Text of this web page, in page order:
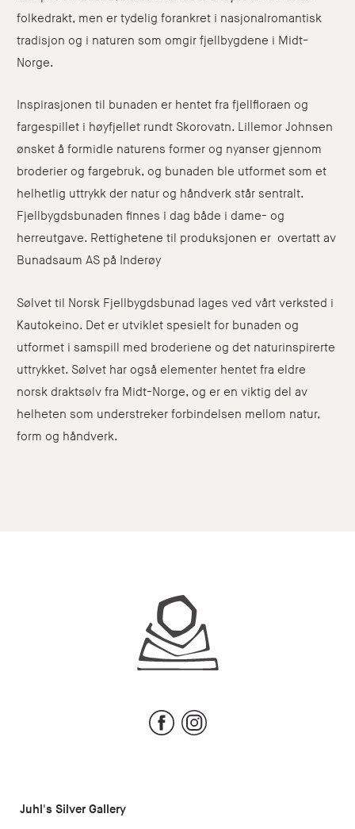
folkedrakt, men er tydelig forankret i nasjonalromantisk
tradisjon og i naturen som omgir fjellbygdene i Midt-
Norge.
Inspirasjonen til bunaden er hentet fra fjellfloraen og
fargespillet i høyfjellet rundt Skorovatn. Lillemor Johnsen
ønsket å formidle naturens former og nyanser gjennom
broderier og fargebruk, og bunaden ble utformet som et
helhetlig uttrykk der natur og håndverk står sentralt.
Fjellbygdsbunaden finnes i dag både i dame- og
herreutgave. Rettighetene til produksjonen er overtatt av
Bunadsaum AS på Inderøy
Sølvet til Norsk Fjellbygdsbunad lages ved vårt verksted i
Kautokeino. Det er utviklet spesielt for bunaden og
utformet i samspill med broderiene og det naturinspirerte
uttrykket. Sølvet har også elementer hentet fra eldre
norsk draktsølv fra Midt-Norge, og er en viktig del av
helheten som understreker forbindelsen mellom natur,
form og håndverk.
FacebookInstagram
Juhl's Silver Gallery